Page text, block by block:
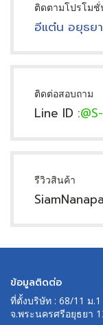
ติดตามโปรโม
อีแต๋น อยุธยา
ติดต่อสอบถาม
Line ID :
รีวิวสินค้า
ข้อมูลติดต่อ
ที่ตั้งบริษัท : 68/11 ม
จ.พระนครศรีอยุธยา